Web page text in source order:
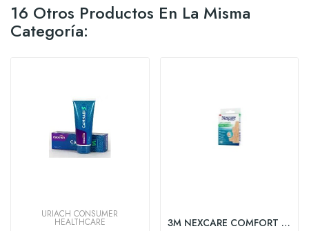
16 Otros Productos En La Misma
Categoría:
URIACH CONSUMER
HEALTHCARE 3M NEXCARE COMFORT 30 TIRAS SURTIDAS